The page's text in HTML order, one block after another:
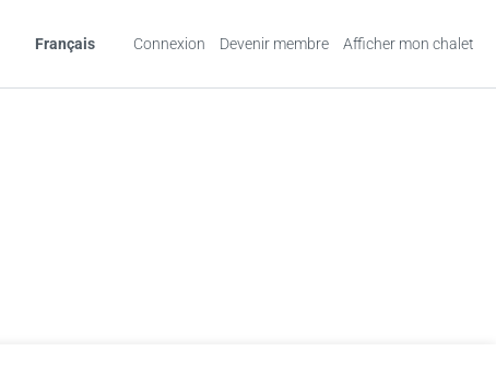
Français Connexion Devenir membre Afficher mon chalet